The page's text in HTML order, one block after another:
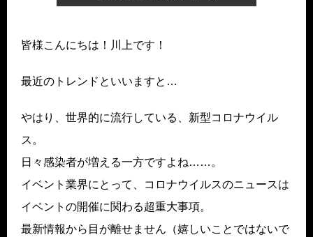
皆様こんにちは！川上です！
最近のトレンドといいますと…
やはり、世界的に流行している、新型コロナウイル
ス。
日々感染者が増える一方ですよね……。
イベント業界にとって、コロナウイルスのニュースは
イベントの開催に関わる超重大事項。
最新情報から目が離せません（嬉しいことではないで